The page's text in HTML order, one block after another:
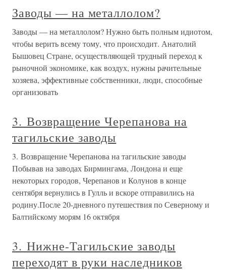
Заводы — на металлолом?
Заводы — на металлолом? Нужно быть полным идиотом,
чтобы верить всему тому, что происходит. Анатолий
Бышовец Стране, осуществляющей трудный переход к
рыночной экономике, как воздух, нужны рачительные
хозяева, эффективные собственники, люди, способные
организовать
3. Возвращение Черепанова на
тагильские заводы
3. Возвращение Черепанова на тагильские заводы
Побывав на заводах Бирмингама, Лондона и еще
некоторых городов, Черепанов и Колунов в конце
сентября вернулись в Гулль и вскоре отправились на
родину.После 20-дневного путешествия по Северному и
Балтийскому морям 16 октября
3. Нижне-Тагильские заводы
переходят в руки наследников